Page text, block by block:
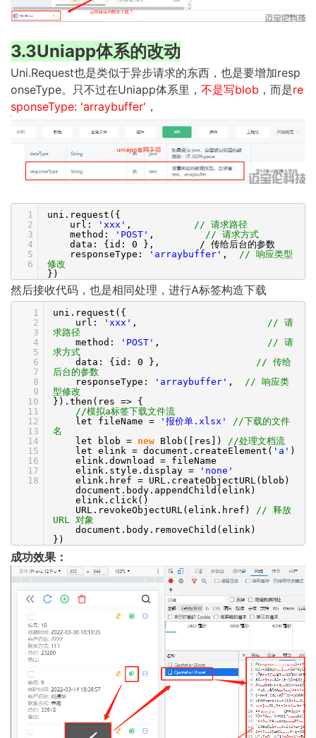
3.3Uniapp体系的改动
Uni.Request也是类似于异步请求的东西，也是要增加resp
onseType。只不过在Uniapp体系里， 不是写blob ，而是re
sponseType: 'arraybuffer' ，
1
2
3
4
5
6
uni.request({
url:
'xxx' , // 请求路径
method:
'POST' , // 请求方式
data: {id: 0 }, / 传给后台的参数
responseType:
'arraybuffer' , // 响应类型
修改
})
然后接收代码，也是相同处理，进行A标签构造下载
1
2
3
4
5
6
7
8
9
10
11
12
13
14
15
16
17
18
uni.request({
url:
'xxx' , // 请
求路径
method:
'POST' , // 请
求方式
data: {id: 0 }, // 传给
后台的参数
responseType:
'arraybuffer' , // 响应类
型修改
}).then(res => {
//模拟a标签下载文件流
let fileName =
'报价单.xlsx'
//下载的文件
名
let blob = new Blob([res]) //处理文档流
let elink = document.createElement( 'a' )
elink.download = fileName
elink.style.display =
'none'
elink.href = URL.createObjectURL(blob)
document.body.appendChild(elink)
elink.click()
URL.revokeObjectURL(elink.href) // 释放
URL 对象
document.body.removeChild(elink)
})
成功效果：